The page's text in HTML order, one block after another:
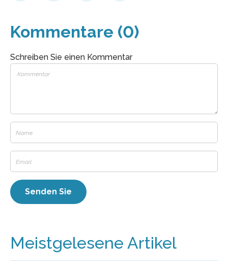
Kommentare (0)
Schreiben Sie einen Kommentar
Meistgelesene Artikel